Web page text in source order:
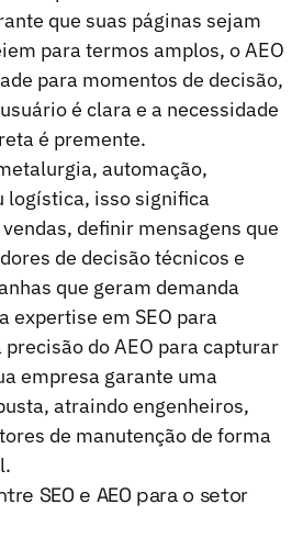
que suas páginas sejam
para termos amplos, o AEO
para momentos de decisão,
é clara e a necessidade
é premente.
automação,
logística, isso significa
definir mensagens que
de decisão técnicos e
que geram demanda
expertise em SEO para
do AEO para capturar
empresa garante uma
atraindo engenheiros,
de manutenção de forma
SEO e AEO para o setor